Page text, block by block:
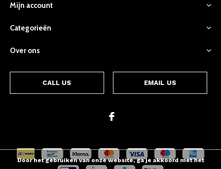
Mijn account
Categorieën
Over ons
CALL US EMAIL US
Door het gebruiken van onze website, ga je akkoord met het